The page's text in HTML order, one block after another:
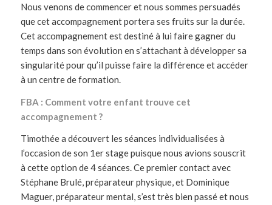
Nous venons de commencer et nous sommes persuadés
que cet accompagnement portera ses fruits sur la durée.
Cet accompagnement est destiné à lui faire gagner du
temps dans son évolution en s’attachant à développer sa
singularité pour qu’il puisse faire la différence et accéder
à un centre de formation.
FBA : Comment votre enfant trouve cet
accompagnement ?
Timothée a découvert les séances individualisées à
l’occasion de son 1er stage puisque nous avions souscrit
à cette option de 4 séances. Ce premier contact avec
Stéphane Brulé, préparateur physique, et Dominique
Maguer, préparateur mental, s’est très bien passé et nous